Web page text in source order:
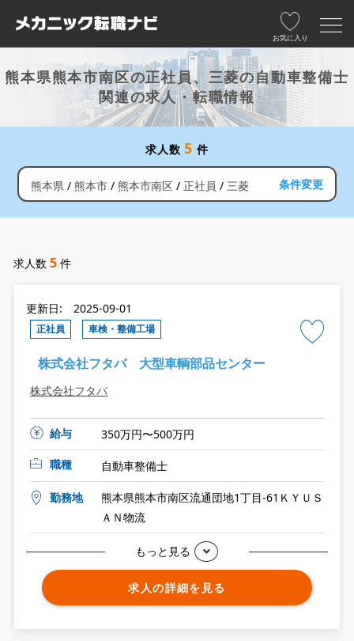
お気に入り
熊本県熊本市南区の正社員、三菱の自動車整備士
関連の求人・転職情報
求人数 5 件
熊本県 熊本市 熊本市南区 正社員 三菱 条件変更
求人数5 件
更新日: 2025-09-01
正社員 車検・整備工場
株式会社フタバ 大型車輌部品センター
株式会社フタバ
給与
350万円〜500万円
職種
自動車整備士
勤務地
熊本県熊本市南区流通団地1丁目-61ＫＹＵＳ
ＡＮ物流
もっと見る
求人の詳細を見る